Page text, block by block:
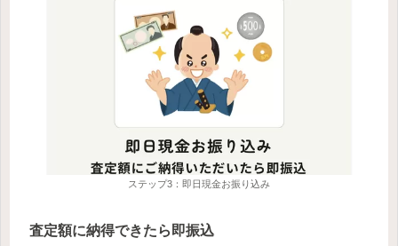
ステップ3：即日現金お振り込み
査定額に納得できたら即振込